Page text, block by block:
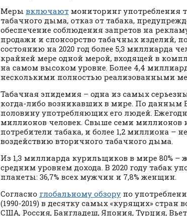
Меры включают мониторинг употребления
табачного дыма, отказ от табака,
обеспечение соблюдения запретов на
продажи и спонсорство табачных изделий,
состоянию на 2020 год более 5,3 миллиарда
крайней мере одной мерой, входящей в
на самом высоком уровне. Более 4,4
несколькими полностью реализованными
Табачная эпидемия – одна из самых
когда-либо возникавших в мире. По данным
половину употребляющих его людей.
миллионов человек. Свыше семи миллионов
потребители табака, и более 1,2 миллиона –
воздействию вторичного табачного дыма.
Из 1,3 миллиарда курильщиков в мире 80% –
средним уровнем дохода. В 2020 году табак
планеты: 36,7% всех мужчин и 7,8% женщин.
Согласно глобальному обзору по
(1990-2019) в десятку самых «курящих»
США, Россия, Бангладеш, Япония, Турция,